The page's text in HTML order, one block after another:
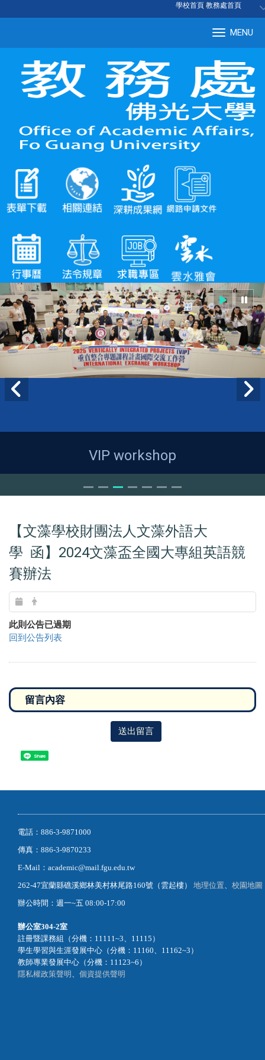
學校首頁 教務處首頁
MENU
VIP workshop
【文藻學校財團法人文藻外語大
學 函】2024文藻盃全國大專組英語競
賽辦法
此則公告已過期
回到公告列表
送出留言
Share
電話：886-3-9871000
傳真：886-3-9870233
E-Mail：academic@mail.fgu.edu.tw
262-47宜蘭縣礁溪鄉林美村林尾路160號（雲起樓） 地理位置
校園地圖
辦公時間：週一~五 08:00-17:00
辦公室304-2室
註冊暨課務組（分機：11111~3、11115）
學生學習與生涯發展中心（分機：11160、11162~3）
教師專業發展中心（分機：11123~6）
隱私權政策聲明
個資提供聲明